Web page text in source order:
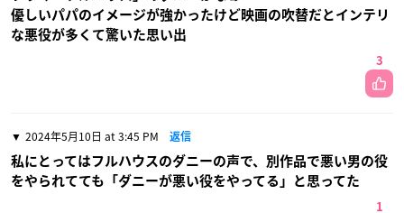
優しいパパのイメージが強かったけど映画の吹替だとインテリ
な悪役が多くて驚いた思い出
3
2024年5月10日 at 3:45 PM 返信
私にとってはフルハウスのダニーの声で、別作品で悪い男の役
をやられてても「ダニーが悪い役をやってる」と思ってた
1